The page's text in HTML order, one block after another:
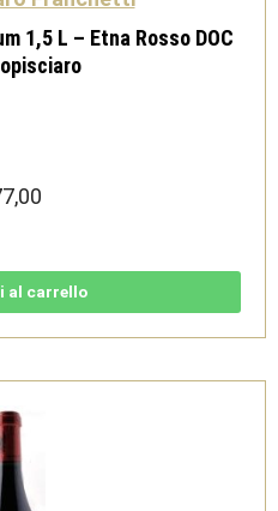
1,5 L – Etna Rosso DOC
al carrello